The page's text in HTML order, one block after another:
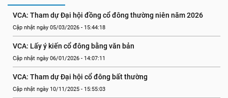
VCA: Tham dự Đại hội đồng cổ đông thường niên năm 2026
Cập nhật ngày 05/03/2026 - 15:44:18
VCA: Lấy ý kiến cổ đông bằng văn bản
Cập nhật ngày 06/01/2026 - 14:07:11
VCA: Tham dự Đại hội cổ đông bất thường
Cập nhật ngày 10/11/2025 - 15:55:03